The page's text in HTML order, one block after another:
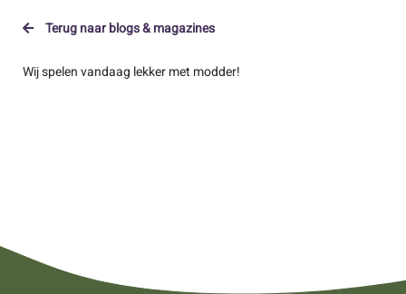
Terug naar blogs & magazines
Wij spelen vandaag lekker met modder!